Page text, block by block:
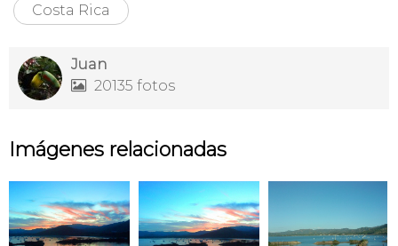
Costa Rica
Juan
 20135 fotos
Imágenes relacionadas